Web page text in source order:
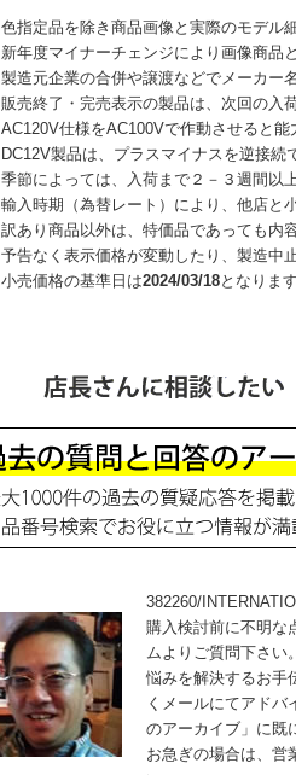
色指定品を除き商品画像と実際のモデル
新年度マイナーチェンジにより画像商品
製造元企業の合併や譲渡などでメーカー
販売終了・完売表示の製品は、次回の入
AC120V仕様をAC100Vで作動させると
DC12V製品は、プラスマイナスを逆接
季節によっては、入荷まで２－３週間以
輸入時期（為替レート）により、他店と
訳あり商品以外は、特価品であっても内
予告なく表示価格が変動したり、製造中
小売価格の基準日は2024/03/18となりま
382260/
購入検討前に不明な
ムよりご質問下さい
悩みを解決するお手
くメールにてアドバ
のアーカイブ」に既
お急ぎの場合は、営